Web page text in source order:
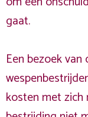
gaat.
Een bezoek van
kosten met zich